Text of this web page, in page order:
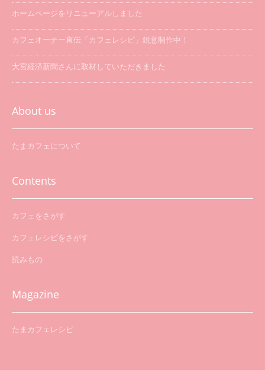
ホームページをリニューアルしました
カフェオーナー直伝「カフェレシピ」鋭意制作中！
大宮経済新聞さんに取材していただきました
About us
たまカフェについて
Contents
カフェをさがす
カフェレシピをさがす
読みもの
Magazine
たまカフェレシピ